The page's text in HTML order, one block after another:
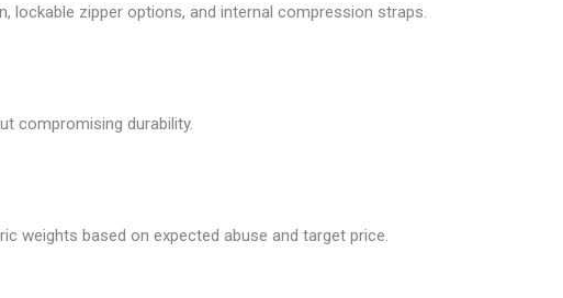
lockable zipper options, and internal compression straps.
compromising durability.
weights based on expected abuse and target price.